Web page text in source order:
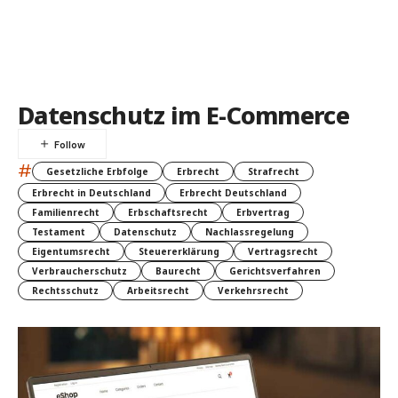
Datenschutz im E-Commerce
# Gesetzliche Erbfolge Erbrecht
Strafrecht
Erbrecht in Deutschland
Erbrecht Deutschland
Familienrecht
Erbschaftsrecht
Erbvertrag
Testament
Datenschutz
Nachlassregelung
Eigentumsrecht
Steuererklärung
Vertragsrecht
Verbraucherschutz
Baurecht
Gerichtsverfahren
Rechtsschutz
Arbeitsrecht Verkehrsrecht